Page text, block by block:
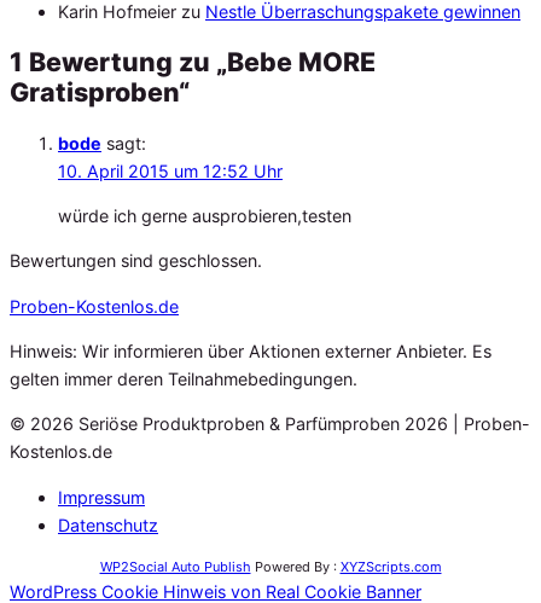
Karin Hofmeier zu Nestle Überraschungspakete gewinnen
1 Bewertung zu „Bebe MORE
Gratisproben“
bode sagt:
10. April 2015 um 12:52 Uhr
würde ich gerne ausprobieren,testen
Bewertungen sind geschlossen.
Proben-Kostenlos.de
Hinweis: Wir informieren über Aktionen externer Anbieter. Es
gelten immer deren Teilnahmebedingungen.
© 2026 Seriöse Produktproben & Parfümproben 2026 | Proben-
Kostenlos.de
Impressum
Datenschutz
WP2Social Auto Publish Powered By : XYZScripts.com
WordPress Cookie Hinweis von Real Cookie Banner